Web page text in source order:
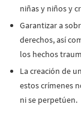
niñas y niños y
Garantizar a
derechos, así
los hechos
La creación de
estos crímenes
ni se perpetúen.